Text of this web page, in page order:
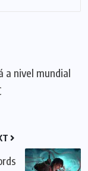
a nivel mundial